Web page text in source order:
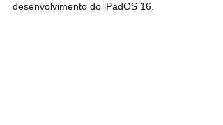
desenvolvimento do iPadOS 16.